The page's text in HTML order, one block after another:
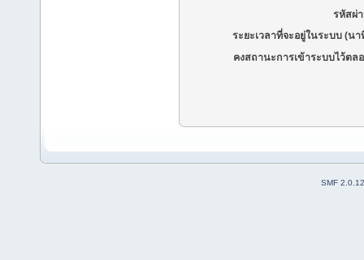
รหัสผ่
ระยะเวลาที่จะอยู่ในระบบ (นา
คงสถานะการเข้าระบบไว้ตล
SMF 2.0.12